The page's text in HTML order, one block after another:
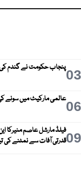
03پنجاب حکومت نے گندم
06عالمی مارکیٹ میں سونے
09فیلڈ مارشل عاصم منیرکا
قدرتی آفات سے نمٹنے کی